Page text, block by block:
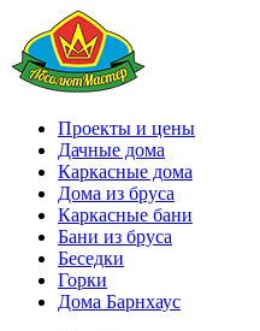
Проекты и цены
Дачные дома
Каркасные дома
Дома из бруса
Каркасные бани
Бани из бруса
Беседки
Горки
Дома Барнхаус